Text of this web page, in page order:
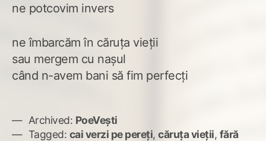
ne potcovim invers
ne îmbarcăm în căruţa vieţii
sau mergem cu naşul
când n-avem bani să fim perfecţi
Archived: PoeVești
Tagged: cai verzi pe pereţi, căruţa vieţii, fără